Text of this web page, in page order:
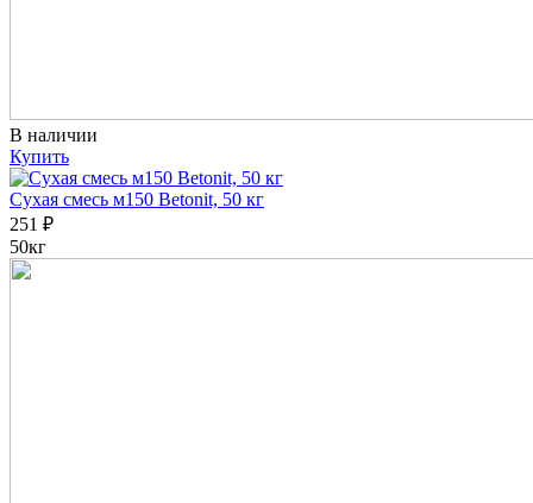
В наличии
Купить
Сухая смесь м150 Betonit, 50 кг
251 ₽
50кг